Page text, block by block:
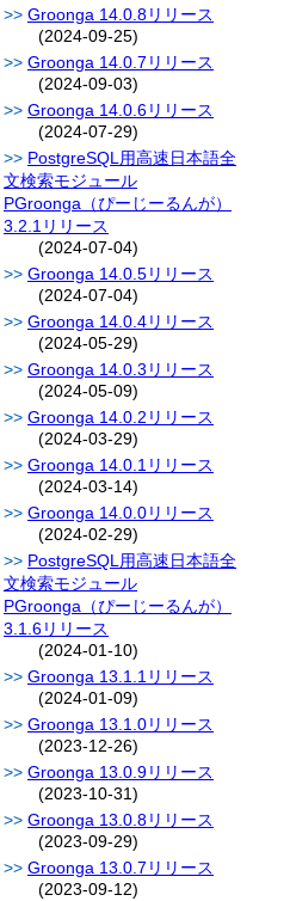
Groonga 14.0.8リリース
(2024-09-25)
Groonga 14.0.7リリース
(2024-09-03)
Groonga 14.0.6リリース
(2024-07-29)
PostgreSQL用高速日本語全
文検索モジュール
PGroonga（ぴーじーるんが）
3.2.1リリース
(2024-07-04)
Groonga 14.0.5リリース
(2024-07-04)
Groonga 14.0.4リリース
(2024-05-29)
Groonga 14.0.3リリース
(2024-05-09)
Groonga 14.0.2リリース
(2024-03-29)
Groonga 14.0.1リリース
(2024-03-14)
Groonga 14.0.0リリース
(2024-02-29)
PostgreSQL用高速日本語全
文検索モジュール
PGroonga（ぴーじーるんが）
3.1.6リリース
(2024-01-10)
Groonga 13.1.1リリース
(2024-01-09)
Groonga 13.1.0リリース
(2023-12-26)
Groonga 13.0.9リリース
(2023-10-31)
Groonga 13.0.8リリース
(2023-09-29)
Groonga 13.0.7リリース
(2023-09-12)